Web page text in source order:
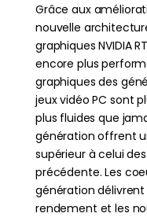
Grâce aux
nouvelle
graphiques NVIDIA
encore plus
graphiques des
jeux vidéo PC sont
plus fluides que
génération offrent
supérieur à celui
précédente. Les
génération délivrent
rendement et les